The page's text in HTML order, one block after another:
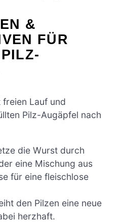
&
FÜR
Lauf und
Pilz-Augäpfel nach
die Wurst durch
eine Mischung aus
für eine fleischlose
den Pilzen eine neue
herzhaft.